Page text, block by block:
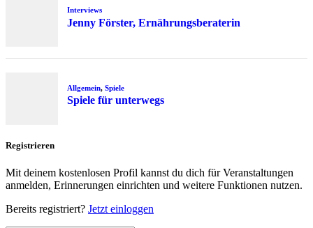
Interviews
Jenny Förster, Ernährungsberaterin
Allgemein, Spiele
Spiele für unterwegs
Registrieren
Mit deinem kostenlosen Profil kannst du dich für Veranstaltungen
anmelden, Erinnerungen einrichten und weitere Funktionen nutzen.
Bereits registriert? Jetzt einloggen